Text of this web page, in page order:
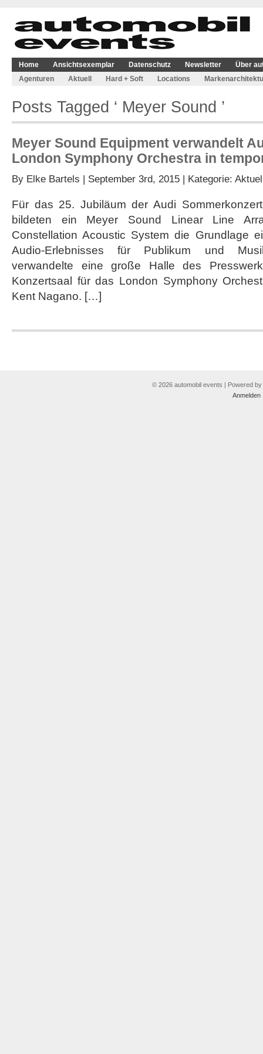
Home Ansichtsexemplar Datenschutz Newsletter
Über
Agenturen
Aktuell Hard + Soft Locations
Posts Tagged ‘ Meyer Sound ’
Meyer Sound Equipment verwandelt
London Symphony Orchestra in
By Elke Bartels | September 3rd, 2015 | Kategorie:
Für das 25. Jubiläum der Audi
bildeten ein Meyer Sound Linear Line
Constellation Acoustic System die Grundlage
Audio-Erlebnisses für Publikum und
verwandelte eine große Halle des
Konzertsaal für das London Symphony
Kent Nagano. […]
© 2026 automobil events | Powered by
Anmelden|